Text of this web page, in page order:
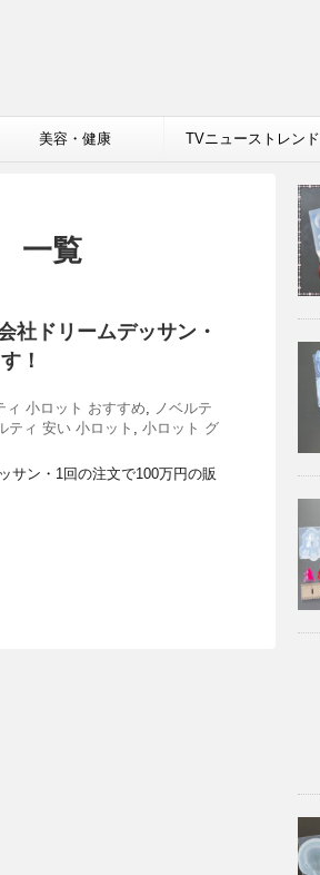
美容・健康 TVニューストレンド
一覧
社ドリームデッサン・
！
ィ 小ロット おすすめ, ノベルテ
ティ 安い 小ロット , 小ロット グ
サン・1回の注文で100万円の販